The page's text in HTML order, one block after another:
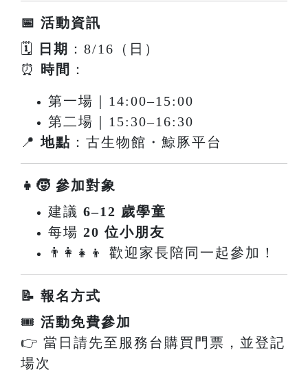
📅 活動資訊
🗓
日期 ：8/16（日）
⏰ 時間 ：
第一場｜14:00–15:00
第二場｜15:30–16:30
📍地點 ：古生物館・鯨豚平台
👧🧒 參加對象
建議 6–12 歲學童
每場 20 位小朋友
👨‍👩‍👧‍👦 歡迎家長陪同一起參加！
📝 報名方式
🎟 活動免費參加
👉 當日請先至服務台購買門票，並登記
場次